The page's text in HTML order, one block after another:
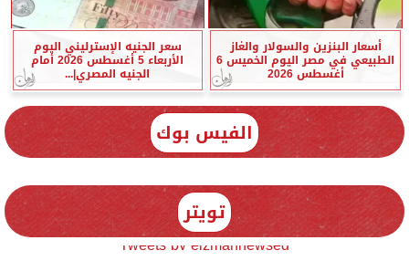
أسعار البنزين والسولار والغاز
الطبيعي في مصر اليوم الخميس 6
أغسطس 2026
سعر الجنيه الإسترليني اليوم
الأربعاء 5 أغسطس 2026 أمام
الجنيه المصري|...
الفيس بوك
تويتر
Tweets by elzmannewseg